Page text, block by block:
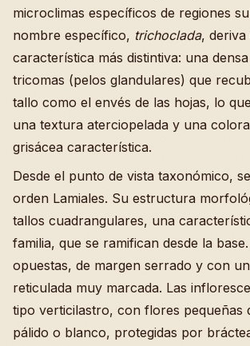
microclimas específicos de regiones
nombre específico, trichoclada, deriva
característica más distintiva: una
tricomas (pelos glandulares) que
tallo como el envés de las hojas, lo
una textura aterciopelada y una
grisácea característica.
Desde el punto de vista taxonómico,
orden Lamiales. Su estructura
tallos cuadrangulares, una
familia, que se ramifican desde la
opuestas, de margen serrado y con
reticulada muy marcada. Las
tipo verticilastro, con flores pequeñas
pálido o blanco, protegidas por